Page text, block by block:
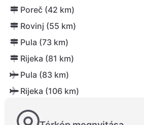
Poreč (42 km)
Rovinj (55 km)
Pula (73 km)
Rijeka (81 km)
Pula (83 km)
Rijeka (106 km)